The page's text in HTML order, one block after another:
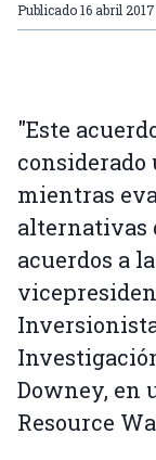
Publicado16 abril 2017
"Este
mientras
alternativas
acuerdos a
Downey, en
Resource